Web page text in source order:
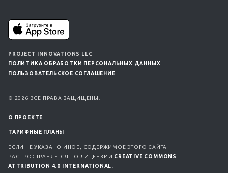
PROJECT INNOVATIONS LLC
ПОЛИТИКА ОБРАБОТКИ ПЕРСОНАЛЬНЫХ ДАННЫХ
ПОЛЬЗОВАТЕЛЬСКОЕ СОГЛАШЕНИЕ
© 2026 ВСЕ ПРАВА ЗАЩИЩЕНЫ.
О ПРОЕКТЕ
ТАРИФНЫЕ ПЛАНЫ
ЕСЛИ НЕ УКАЗАНО ИНОЕ, СОДЕРЖИМОЕ ЭТОГО САЙТА
РАСПРОСТРАНЯЕТСЯ ПО ЛИЦЕНЗИИ CREATIVE COMMONS
ATTRIBUTION 4.0 INTERNATIONAL.